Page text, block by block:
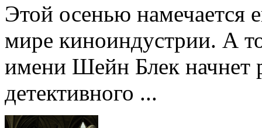
Этой осенью намечается
мире киноиндустрии. А
имени Шейн Блек начнет
детективного ...